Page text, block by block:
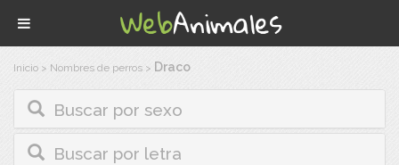
Inicio > Nombres de perros > Draco
Buscar por sexo
Buscar por letra